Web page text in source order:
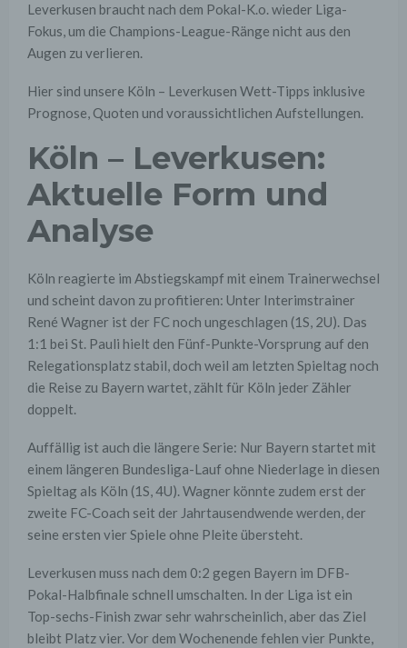
Leverkusen braucht nach dem Pokal-K.o. wieder Liga-
Fokus, um die Champions-League-Ränge nicht aus den
Augen zu verlieren.
Hier sind unsere Köln – Leverkusen Wett-Tipps inklusive
Prognose, Quoten und voraussichtlichen Aufstellungen.
Köln – Leverkusen:
Aktuelle Form und
Analyse
Köln reagierte im Abstiegskampf mit einem Trainerwechsel
und scheint davon zu profitieren: Unter Interimstrainer
René Wagner ist der FC noch ungeschlagen (1S, 2U). Das
1:1 bei St. Pauli hielt den Fünf-Punkte-Vorsprung auf den
Relegationsplatz stabil, doch weil am letzten Spieltag noch
die Reise zu Bayern wartet, zählt für Köln jeder Zähler
doppelt.
Auffällig ist auch die längere Serie: Nur Bayern startet mit
einem längeren Bundesliga-Lauf ohne Niederlage in diesen
Spieltag als Köln (1S, 4U). Wagner könnte zudem erst der
zweite FC-Coach seit der Jahrtausendwende werden, der
seine ersten vier Spiele ohne Pleite übersteht.
Leverkusen muss nach dem 0:2 gegen Bayern im DFB-
Pokal-Halbfinale schnell umschalten. In der Liga ist ein
Top-sechs-Finish zwar sehr wahrscheinlich, aber das Ziel
bleibt Platz vier. Vor dem Wochenende fehlen vier Punkte,